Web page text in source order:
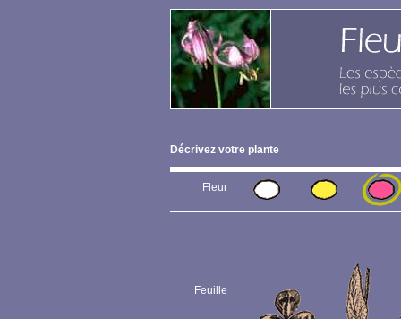
Décrivez votre plante
Fleur
Feuille